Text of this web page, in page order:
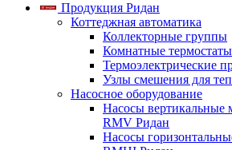
Продукция Ридан
Коттеджная автоматика
Коллекторные группы
Комнатные термостаты
Термоэлектрические
Узлы смешения для
Насосное оборудование
Насосы вертикальные
RMV Ридан
Насосы